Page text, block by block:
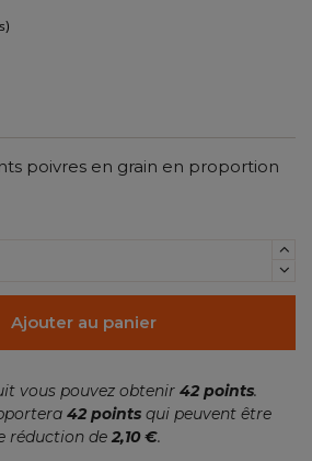
poivres en grain en proportion
Ajouter au panier
vous pouvez obtenir 42 points.
42 points qui peuvent être
réduction de 2,10 €.